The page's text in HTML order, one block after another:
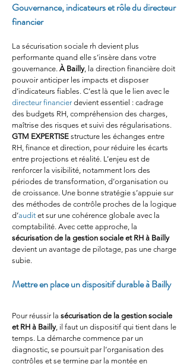
Gouvernance, indicateurs et rôle du directeur
financier
La sécurisation sociale rh devient plus
performante quand elle s’insère dans votre
gouvernance. À Bailly, la direction financière doit
pouvoir anticiper les impacts et disposer
d’indicateurs fiables. C’est là que le lien avec le
directeur financier devient essentiel : cadrage
des budgets RH, compréhension des charges,
maîtrise des risques et suivi des régularisations.
GTM EXPERTISE structure les échanges entre
RH, finance et direction, pour réduire les écarts
entre projections et réalité. L’enjeu est de
renforcer la visibilité, notamment lors des
périodes de transformation, d’organisation ou
de croissance. Une bonne stratégie s’appuie sur
des méthodes de contrôle proches de la logique
d’audit et sur une cohérence globale avec la
comptabilité. Avec cette approche, la
sécurisation de la gestion sociale et RH à Bailly
devient un avantage de pilotage, pas une charge
subie.
Mettre en place un dispositif durable à Bailly
Pour réussir la sécurisation de la gestion sociale
et RH à Bailly, il faut un dispositif qui tient dans le
temps. La démarche commence par un
diagnostic, se poursuit par l’organisation des
contrôles et se termine par la montée en